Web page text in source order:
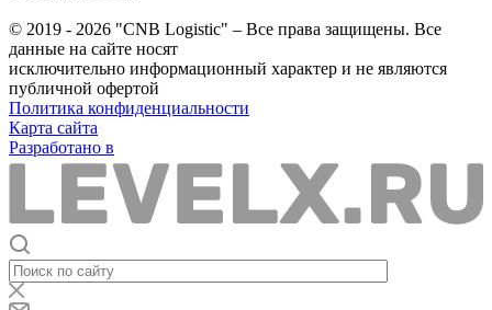
© 2019 - 2026 "CNB Logistic" – Все права защищены. Все
данные на сайте носят
исключительно информационный характер и не являются
публичной офертой
Политика конфиденциальности
Карта сайта
Разработано в